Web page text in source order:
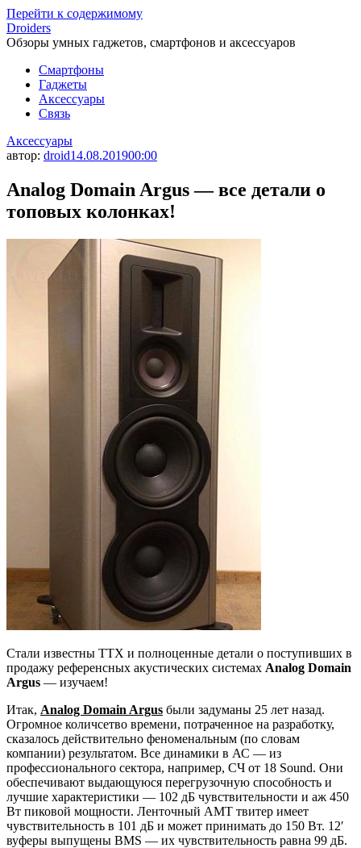
Перейти к содержимому
Droiders
Обзоры умных гаджетов, смартфонов и аксессуаров
Смартфоны
Гаджеты
Аксессуары
Связь
Аксессуары
автор: droid14.08.201900:00
Analog Domain Argus — все детали о
топовых колонках!
Стали известны ТТХ и полноценные детали о поступивших в
продажу референсных акустических системах Analog Domain
Argus — изучаем!
Итак, Analog Domain Argus были задуманы 25 лет назад.
Огромное количсетво времени, потраченное на разработку,
сказалось действительно феноменальным (по словам
компании) результатом. Все динамики в АС — из
профессионального сектора, например, СЧ от 18 Sound. Они
обеспечивают выдающуюся перегрузочную способность и
лучшие характеристики — 102 дБ чувствительности и аж 450
Вт пиковой мощности. Ленточный AMT твитер имеет
чувствительность в 101 дБ и может принимать до 150 Вт. 12′
вуферы выпущены BMS — их чувствительность равна 99 дБ.